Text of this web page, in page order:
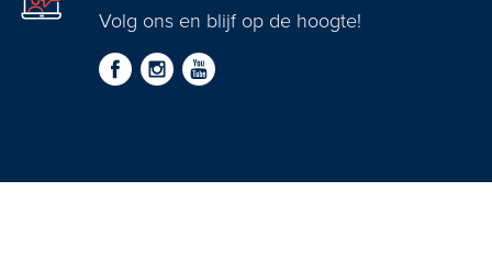
Volg ons en blijf op de hoogte!